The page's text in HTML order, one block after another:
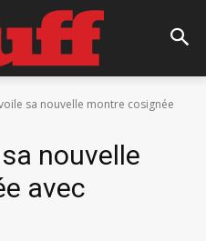
sa nouvelle montre cosignée
nouvelle
avec